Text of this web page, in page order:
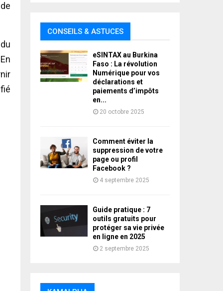
CONSEILS & ASTUCES
eSINTAX au Burkina
Faso : La révolution
Numérique pour vos
déclarations et
paiements d’impôts
en...
20 octobre 2025
Comment éviter la
suppression de votre
page ou profil
Facebook ?
4 septembre 2025
Guide pratique : 7
outils gratuits pour
protéger sa vie privée
en ligne en 2025
2 septembre 2025